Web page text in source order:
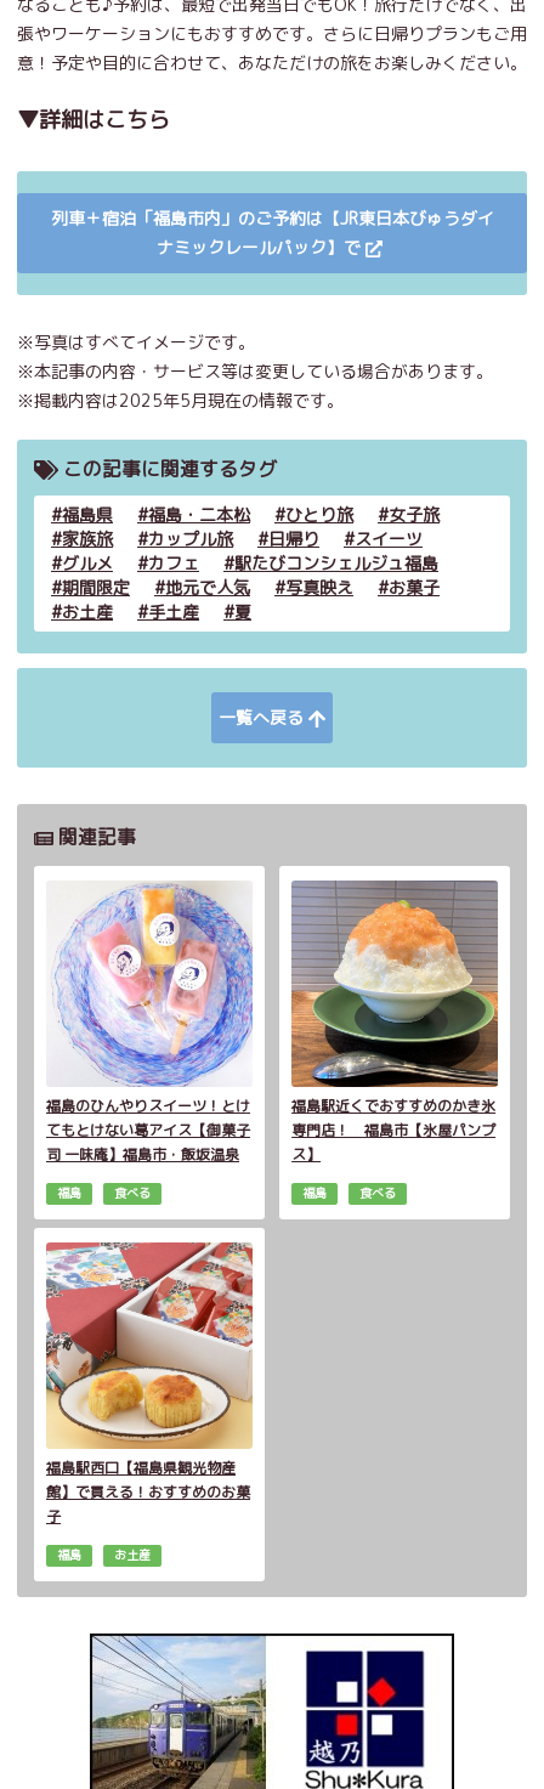
張やワーケーションにもおすすめです。さらに日帰りプランもご用
意！予定や目的に合わせて、あなただけの旅をお楽しみください。
▼詳細はこちら
列車＋宿泊「福島市内」のご予約は【JR東日本びゅうダイ
ナミックレールパック】で
※写真はすべてイメージです。
※本記事の内容・サービス等は変更している場合があります。
※掲載内容は2025年5月現在の情報です。
この記事に関連するタグ
福島県 福島・二本松 ひとり旅
女子旅
家族旅
カップル旅 日帰り
スイーツ
グルメ
カフェ
駅たびコンシェルジュ福島
期間限定
地元で人気 写真映え
お菓子
お土産
手土産 夏
一覧へ戻る
関連記事
福島のひんやりスイーツ！とけ
てもとけない葛アイス【御菓子
司 一味庵】福島市・飯坂温泉
福島 食べる
福島駅近くでおすすめのかき氷
専門店！ 福島市【氷屋パンプ
ス】
福島 食べる
福島駅西口【福島県観光物産
館】で買える！おすすめのお菓
子
福島 お土産